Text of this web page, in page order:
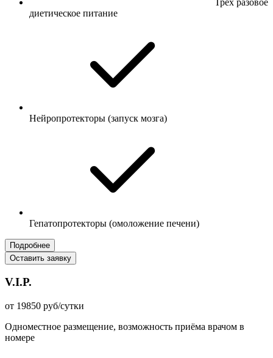
диетическое питание
Нейропротекторы (запуск мозга)
Гепатопротекторы (омоложение печени)
Подробнее
Оставить заявку
V.I.P.
от 19850 руб/сутки
Одноместное размещение, возможность приёма врачом в
номере